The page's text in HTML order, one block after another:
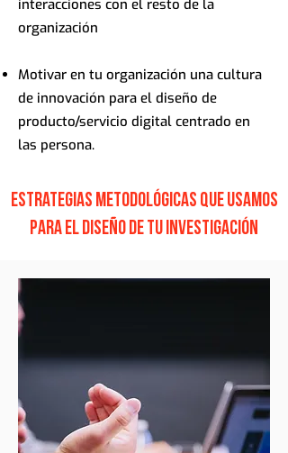
interacciones con el resto de la
organización
Motivar en tu organización una cultura
de innovación para el diseño de
producto/servicio digital centrado en
las persona.
Estrategias Metodológicas que usamos
para el diseño de tu investigación